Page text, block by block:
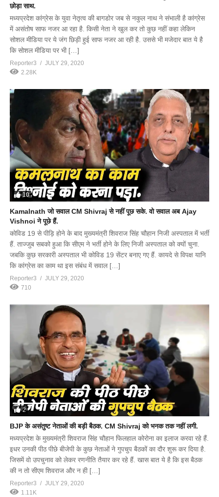
छोड़ा साथ.
मध्यप्रदेश कांग्रेस के युवा नेतृत्व की बागडोर जब से नकुल नाथ ने संभाली है कांग्रेस
में असंतोष साफ नजर आ रहा है. किसी नेता ने खुल कर तो कुछ नहीं कहा लेकिन
सोशल मीडिया पर ये जंग छिड़ी हुई साफ नजर आ रही है. उससे भी मजेदार बात ये है
कि सोशल मीडिया पर भी […]
Reporter3
JULY 29, 2020
2.28K
10
Kamalnath जो सवाल CM Shivraj से नहीं पूछ सके. वो सवाल अब Ajay
Vishnoi ने पूछे हैं.
कोविड 19 से पीड़ि होने के बाद मुख्यमंत्री शिवराज सिंह चौहान निजी अस्पताल में भर्ती
हैं. ताज्जुब सबको हुआ कि सीएम ने भर्ती होने के लिए निजी अस्पताल को क्यों चुना.
जबकि कुछ सरकारी अस्पताल भी कोविड 19 सेंटर बनाए गए हैं. कायदे से विपक्ष यानि
कि कांग्रेस का काम था इस संबंध में सवाल […]
Reporter3
JULY 29, 2020
710
2
BJP के असंतुष्ट नेताओं की बड़ी बैठक. CM Shivraj को भनक तक नहीं लगी.
मध्यप्रदेश के मुख्यमंत्री शिवराज सिंह चौहान फिलहाल कोरोना का इलाज करवा रहे हैं.
इधर उनकी पीठ पीछे बीजेपी के कुछ नेताओं ने गुपचुप बैठकों का दौर शुरू कर दिया है.
जिसमें वो उपचुनाव को लेकर रणनीति तैयार कर रहे हैं. खास बात ये है कि इस बैठक
की न तो सीएम शिवराज और न ही […]
Reporter3
JULY 29, 2020
1.11K